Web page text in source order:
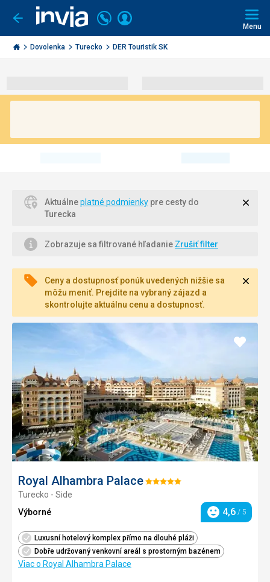
Ísť
späť
Invia.sk
Volajte
+421
2
3221
Prihlásiť
Menu
Dovolenka Turecko DER Touristik SK
Aktuálneplatné podmienky pre cesty do
Turecka
Zobrazuje sa filtrované hľadanie Zrušiť filter
Ceny a dostupnosť ponúk uvedených nižšie sa
môžu meniť. Prejdite na vybraný zájazd a
skontrolujte aktuálnu cenu a dostupnosť.
Royal Alhambra PalaceHodnotenie:
Turecko - Side
Výborné
Hodnotenie
4,6 / 5
Luxusní hotelový komplex přímo na dlouhé pláži
Dobře udržovaný venkovní areál s prostorným bazénem
Viac o Royal Alhambra Palace
Pridať